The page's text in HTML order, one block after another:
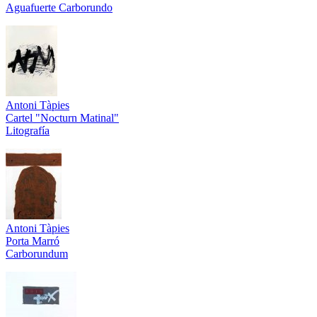
Aguafuerte Carborundo
Antoni Tàpies
Cartel "Nocturn Matinal"
Litografía
Antoni Tàpies
Porta Marró
Carborundum